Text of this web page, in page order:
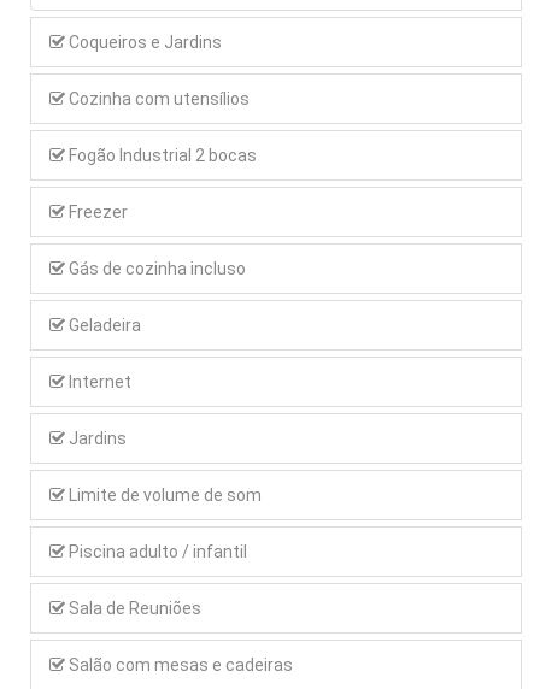
Coqueiros e Jardins
Cozinha com utensílios
Fogão Industrial 2 bocas
Freezer
Gás de cozinha incluso
Geladeira
Internet
Jardins
Limite de volume de som
Piscina adulto / infantil
Sala de Reuniões
Salão com mesas e cadeiras